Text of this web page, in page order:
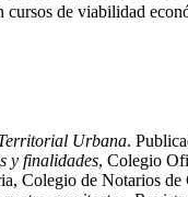
de viabilidad
Urbana.
y finalidades, Colegio
Colegio de Notarios de